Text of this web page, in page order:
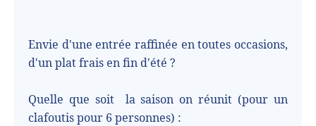
Envie d'une entrée raffinée en toutes occasions,
d'un plat frais en fin d'été ?
Quelle que soit
la saison on réunit (pour un
clafoutis pour 6 personnes) :